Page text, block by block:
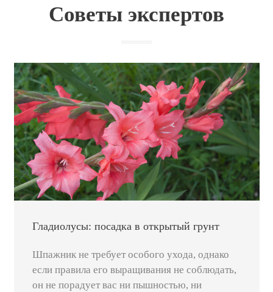
Советы экспертов
Гладиолусы: посадка в открытый грунт
Шпажник не требует особого ухода, однако
если правила его выращивания не соблюдать,
он не порадует вас ни пышностью, ни